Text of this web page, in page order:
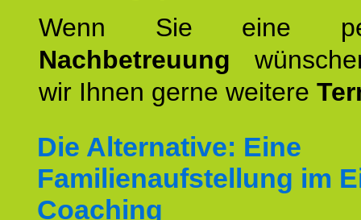
Wenn Sie eine
Nachbetreuung
wir Ihnen gerne weitere
Die Alternative: Eine
Familienaufstellung im
Coaching